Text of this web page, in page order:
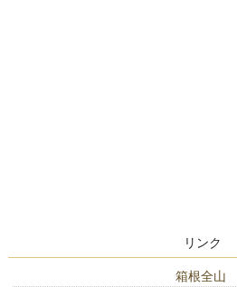
リンク
箱根全山